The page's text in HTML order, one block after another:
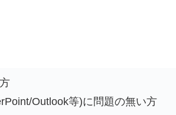
Outlook等)に問題の無い方